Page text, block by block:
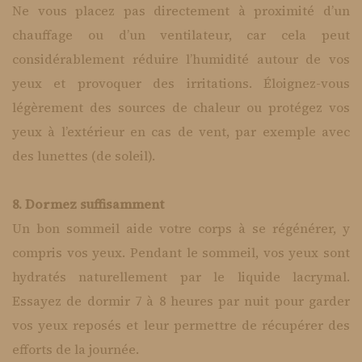
Ne vous placez pas directement à proximité d’un
chauffage ou d’un ventilateur, car cela peut
considérablement réduire l’humidité autour de vos
yeux et provoquer des irritations. Éloignez-vous
légèrement des sources de chaleur ou protégez vos
yeux à l’extérieur en cas de vent, par exemple avec
des lunettes (de soleil).
8. Dormez suffisamment
Un bon sommeil aide votre corps à se régénérer, y
compris vos yeux. Pendant le sommeil, vos yeux sont
hydratés naturellement par le liquide lacrymal.
Essayez de dormir 7 à 8 heures par nuit pour garder
vos yeux reposés et leur permettre de récupérer des
efforts de la journée.